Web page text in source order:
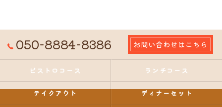
050-8884-8386 お問い合わせはこちら
ビストロコース ランチコース
テイクアウト ディナーセット